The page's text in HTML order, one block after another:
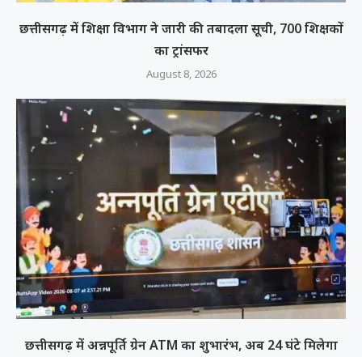
छत्तीसगढ़ में शिक्षा विभाग ने जारी की तबादला सूची, 700 शिक्षकों
का ट्रांसफर
August 8, 2026
छत्तीसगढ़ में अन्नपूर्ति ग्रेन ATM का शुभारंभ, अब 24 घंटे मिलेगा